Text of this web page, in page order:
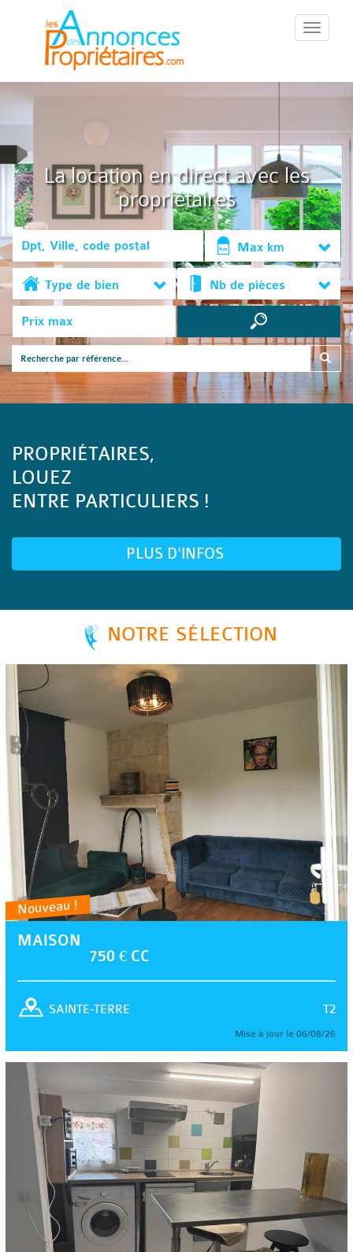
::Menu::
La location en direct avec les
propriétaires
Max km
Type de bien Nb de pièces
PROPRIÉTAIRES,
LOUEZ
ENTRE PARTICULIERS !
PLUS D'INFOS
NOTRE SÉLECTION
Nouveau !
MAISON
750 € CC
T2
SAINTE-TERRE
Mise à jour le 06/08/26